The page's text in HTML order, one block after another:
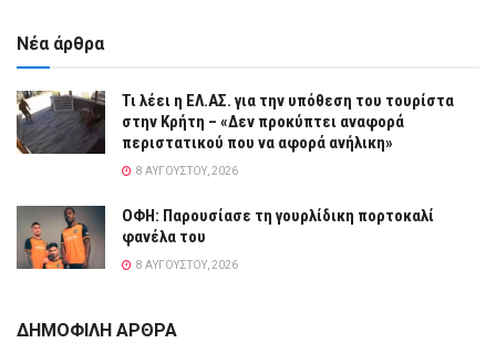
Νέα άρθρα
Τι λέει η ΕΛ.ΑΣ. για την υπόθεση του τουρίστα
στην Κρήτη – «Δεν προκύπτει αναφορά
περιστατικού που να αφορά ανήλικη»
8 ΑΥΓΟΎΣΤΟΥ, 2026
ΟΦΗ: Παρουσίασε τη γουρλίδικη πορτοκαλί
φανέλα του
8 ΑΥΓΟΎΣΤΟΥ, 2026
ΔΗΜΟΦΙΛΗ ΑΡΘΡΑ